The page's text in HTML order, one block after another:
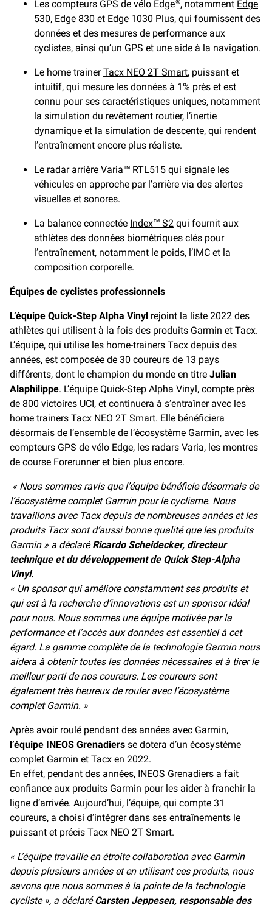
Les compteurs GPS de vélo Edge®, notamment Edge
530, Edge 830 et Edge 1030 Plus, qui fournissent des
données et des mesures de performance aux
cyclistes, ainsi qu’un GPS et une aide à la navigation.
Le home trainerTacx NEO 2T Smart, puissant et
intuitif, qui mesure les données à 1% près et est
connu pour ses caractéristiques uniques, notamment
la simulation du revêtement routier, l’inertie
dynamique et la simulation de descente, qui rendent
l’entraînement encore plus réaliste.
Le radar arrière Varia™ RTL515 qui signale les
véhicules en approche par l’arrière via des alertes
visuelles et sonores.
La balance connectée Index™ S2 qui fournit aux
athlètes des données biométriques clés pour
l’entraînement, notamment le poids, l’IMC et la
composition corporelle.
Équipes de cyclistes professionnels
L’équipe Quick-Step Alpha Vinyl rejoint la liste 2022 des
athlètes qui utilisent à la fois des produits Garmin et Tacx.
L’équipe, qui utilise les home-trainers Tacx depuis des
années, est composée de 30 coureurs de 13 pays
différents, dont le champion du monde en titre Julian
Alaphilippe. L’équipe Quick-Step Alpha Vinyl, compte près
de 800 victoires UCI, et continuera à s’entraîner avec les
home trainers Tacx NEO 2T Smart. Elle bénéficiera
désormais de l’ensemble de l’écosystème Garmin, avec les
compteurs GPS de vélo Edge, les radars Varia, les montres
de course Forerunner et bien plus encore.
« Nous sommes ravis que l’équipe bénéficie désormais de
l’écosystème complet Garmin pour le cyclisme. Nous
travaillons avec Tacx depuis de nombreuses années et les
produits Tacx sont d’aussi bonne qualité que les produits
Garmin » a déclaréRicardo Scheidecker, directeur
technique et du développement de Quick Step-Alpha
Vinyl.
« Un sponsor qui améliore constamment ses produits et
qui est à la recherche d’innovations est un sponsor idéal
pour nous. Nous sommes une équipe motivée par la
performance et l’accès aux données est essentiel à cet
égard. La gamme complète de la technologie Garmin nous
aidera à obtenir toutes les données nécessaires et à tirer le
meilleur parti de nos coureurs. Les coureurs sont
également très heureux de rouler avec l’écosystème
complet Garmin. »
Après avoir roulé pendant des années avec Garmin,
l’équipe INEOS Grenadiers se dotera d’un écosystème
complet Garmin et Tacx en 2022.
En effet, pendant des années, INEOS Grenadiers a fait
confiance aux produits Garmin pour les aider à franchir la
ligne d’arrivée. Aujourd’hui, l’équipe, qui compte 31
coureurs, a choisi d’intégrer dans ses entraînements le
puissant et précis Tacx NEO 2T Smart.
« L’équipe travaille en étroite collaboration avec Garmin
depuis plusieurs années et en utilisant ces produits, nous
savons que nous sommes à la pointe de la technologie
cycliste », a déclaréCarsten Jeppesen, responsable des